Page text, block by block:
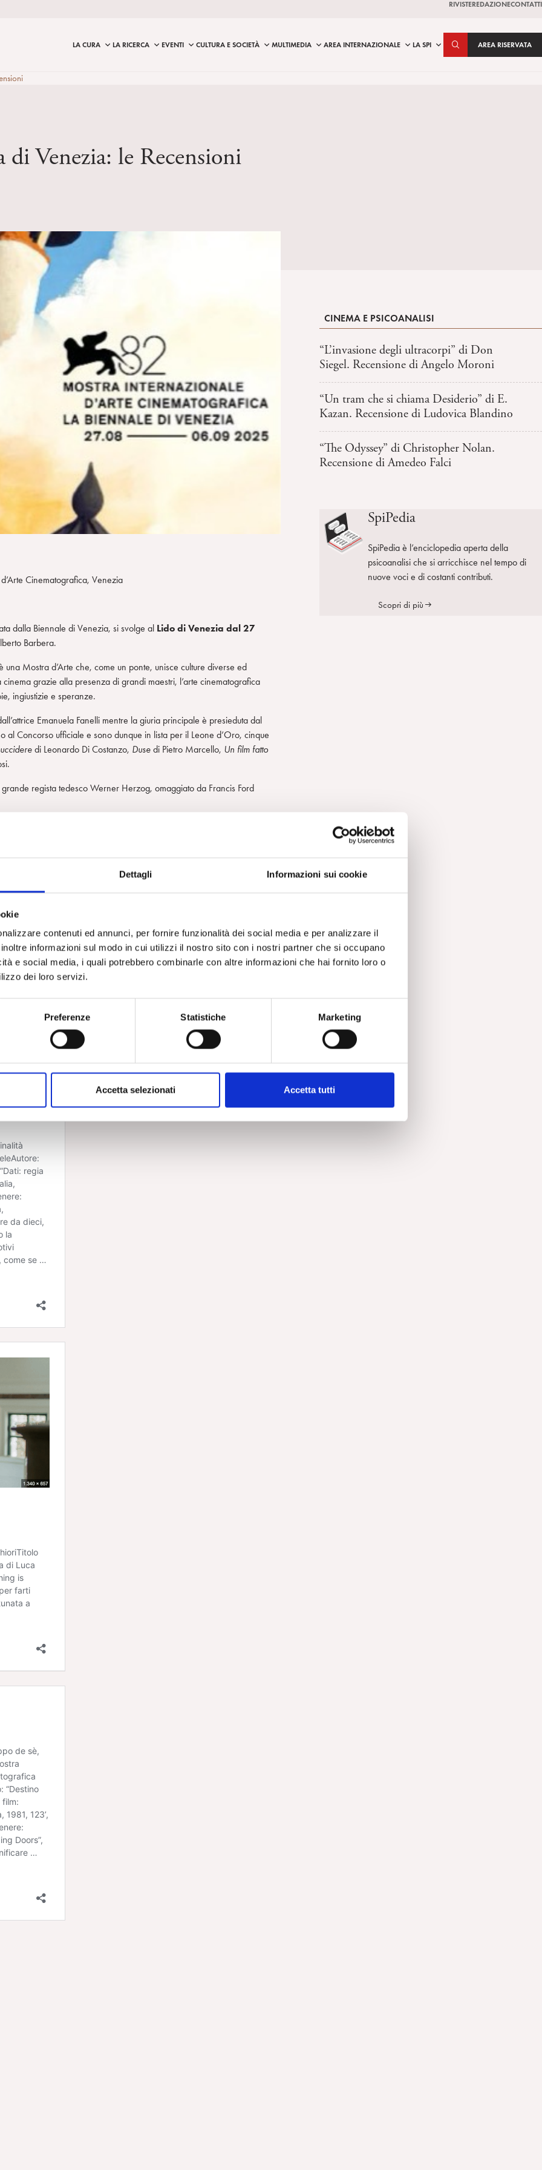
Dettagli Informazioni sui cookie
contenuti ed annunci, per fornire funzionalità dei social media e per analizzare il
informazioni sul modo in cui utilizzi il nostro sito con i nostri partner che si occupano
e social media, i quali potrebbero combinarle con altre informazioni che hai fornito loro o
dei loro servizi.
Preferenze Statistiche Marketing
Accetta selezionati Accetta tutti
RIVISTEREDAZIONECONTATTI
LA CURA LA RICERCA EVENTI CULTURA E SOCIETÀ MULTIMEDIA AREA INTERNAZIONALE LA SPI AREA RISERVATA
di Venezia: le Recensioni
Cinematografica, Venezia
dalla Biennale di Venezia, si svolge al Lido di Venezia dal 27
Barbera.
Mostra d’Arte che, come un ponte, unisce culture diverse ed
grazie alla presenza di grandi maestri, l’arte cinematografica
ingiustizie e speranze.
Emanuela Fanelli mentre la giuria principale è presieduta dal
Concorso ufficiale e sono dunque in lista per il Leone d’Oro, cinque
di Leonardo Di Costanzo, Duse di Pietro Marcello, Un film fatto
regista tedesco Werner Herzog, omaggiato da Francis Ford
CINEMA E PSICOANALISI
“L’invasione degli ultracorpi” di Don
Siegel. Recensione di Angelo Moroni
“Un tram che si chiama Desiderio” di E.
Kazan. Recensione di Ludovica Blandino
“The Odyssey” di Christopher Nolan.
Recensione di Amedeo Falci
SpiPedia
SpiPedia è l’enciclopedia aperta della
psicoanalisi che si arricchisce nel tempo di
nuove voci e di costanti contributi.
Scopri di più